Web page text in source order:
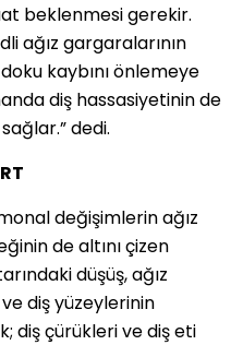
beklenmesi gerekir.
ağız gargaralarının
kaybını önlemeye
diş hassasiyetinin de
dedi.
değişimlerin ağız
de altını çizen
düşüş, ağız
diş yüzeylerinin
diş çürükleri ve diş eti